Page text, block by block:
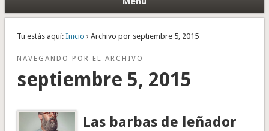
Tu estás aquí: Inicio › Archivo por septiembre 5, 2015
NAVEGANDO POR EL ARCHIVO
septiembre 5, 2015
Las barbas de leñador